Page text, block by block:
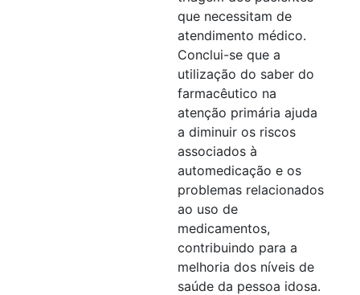
que necessitam de
atendimento médico.
Conclui-se que a
utilização do saber do
farmacêutico na
atenção primária ajuda
a diminuir os riscos
associados à
automedicação e os
problemas relacionados
ao uso de
medicamentos,
contribuindo para a
melhoria dos níveis de
saúde da pessoa idosa.